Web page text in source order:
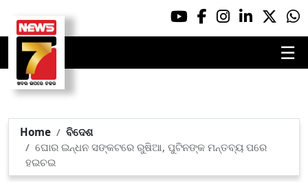
☰
Home
ବିଦେଶ
ଘୋର ଇନ୍ଧନ ସଙ୍କଟରେ ରୁଷିଆ, ପୁଟିନଙ୍କ ମନ୍ତବ୍ୟ ପରେ
ହଇଚଇ